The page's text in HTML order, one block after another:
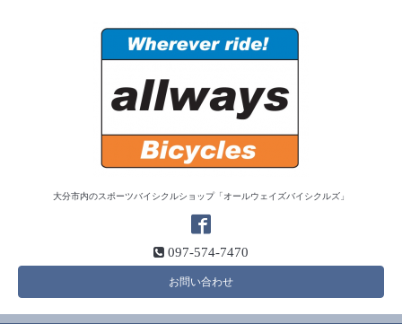
大分市内のスポーツバイシクルショップ「オールウェイズバイシクルズ」
097-574-7470
お問い合わせ